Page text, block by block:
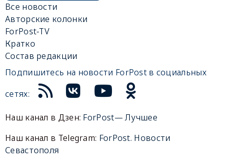
Все новости
Авторские колонки
ForPost-TV
Кратко
Состав редакции
Подпишитесь на новости ForPost в социальных
сетях:
Наш канал в Дзен: ForPost— Лучшее
Наш канал в Telegram: ForPost. Новости
Севастополя